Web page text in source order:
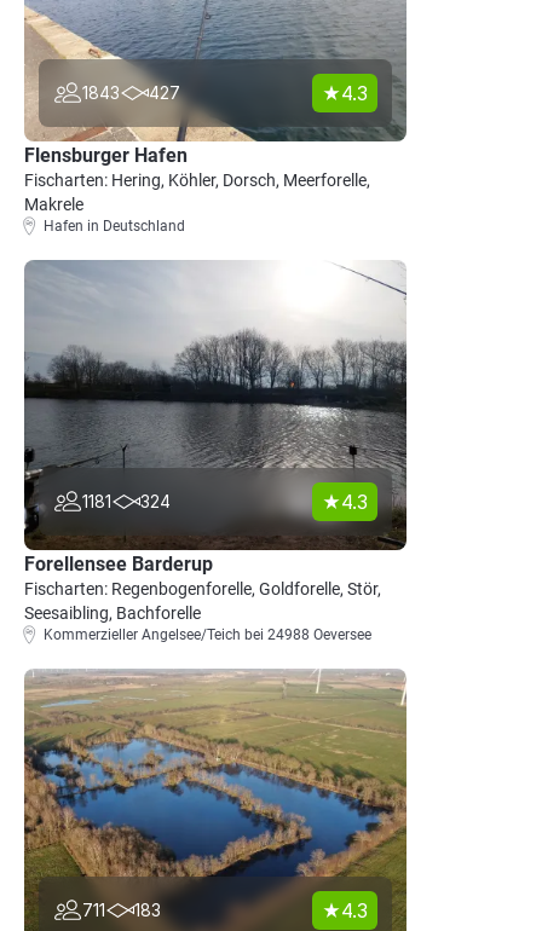
1843 427 4.3
Flensburger Hafen
Fischarten: Hering, Köhler, Dorsch, Meerforelle,
Makrele
Hafen in Deutschland
1181 324 4.3
Forellensee Barderup
Fischarten: Regenbogenforelle, Goldforelle, Stör,
Seesaibling, Bachforelle
Kommerzieller Angelsee/Teich bei 24988 Oeversee
711 183 4.3